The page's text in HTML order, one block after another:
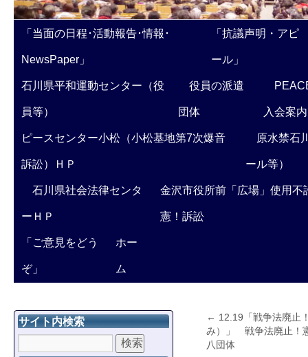
「当面の日程･活動報告･情報･
NewsPaper」
「抗議声明・アピ
ール」
石川県平和運動センター（役
員等）
役員の派遣
団体 入会案内
ピースセンター小松（小松基地第7次爆音
訴訟）ＨＰ
原水禁石
ール等）
石川県社会法律センタ
ーＨＰ
金沢市役所前「広場」使用不
憲！訴訟
「ご意見をどう
ぞ」
ホー
ム
← 12.19「戦争法廃止
み）」 戦争法廃止！
八団体
サイト内検索